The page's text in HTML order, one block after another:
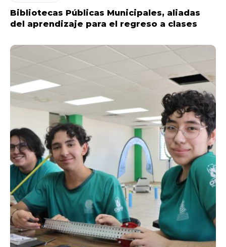
Bibliotecas Públicas Municipales, aliadas
del aprendizaje para el regreso a clases